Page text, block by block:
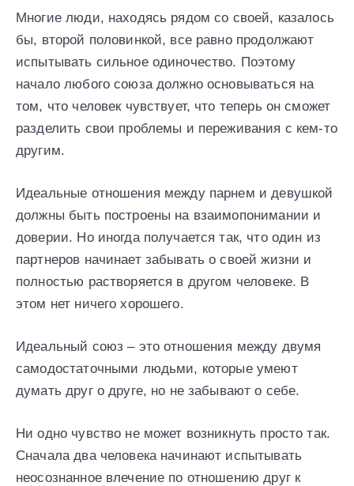
Многие люди, находясь рядом со своей, казалось
бы, второй половинкой, все равно продолжают
испытывать сильное одиночество. Поэтому
начало любого союза должно основываться на
том, что человек чувствует, что теперь он сможет
разделить свои проблемы и переживания с кем-то
другим.
Идеальные отношения между парнем и девушкой
должны быть построены на взаимопонимании и
доверии. Но иногда получается так, что один из
партнеров начинает забывать о своей жизни и
полностью растворяется в другом человеке. В
этом нет ничего хорошего.
Идеальный союз – это отношения между двумя
самодостаточными людьми, которые умеют
думать друг о друге, но не забывают о себе.
Ни одно чувство не может возникнуть просто так.
Сначала два человека начинают испытывать
неосознанное влечение по отношению друг к